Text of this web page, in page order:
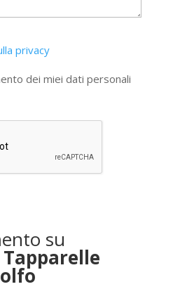
privacy
dei miei dati personali
su